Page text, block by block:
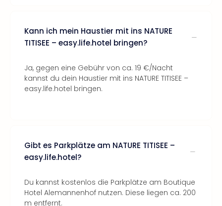
Kann ich mein Haustier mit ins NATURE
TITISEE – easy.life.hotel bringen?
Ja, gegen eine Gebühr von ca. 19 €/Nacht
kannst du dein Haustier mit ins NATURE TITISEE –
easy.life.hotel bringen.
Gibt es Parkplätze am NATURE TITISEE –
easy.life.hotel?
Du kannst kostenlos die Parkplätze am Boutique
Hotel Alemannenhof nutzen. Diese liegen ca. 200
m entfernt.